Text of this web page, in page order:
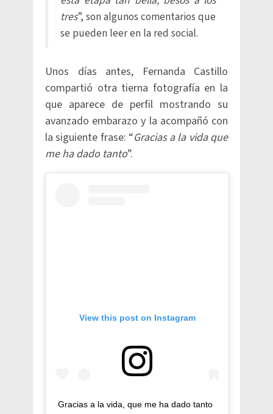
tres”, son algunos comentarios que
se pueden leer en la red social.
Unos días antes, Fernanda Castillo
compartió otra tierna fotografía en la
que aparece de perfil mostrando su
avanzado embarazo y la acompañó con
la siguiente frase: “Gracias a la vida que
me ha dado tanto”.
View this post on Instagram
Gracias a la vida, que me ha dado tanto